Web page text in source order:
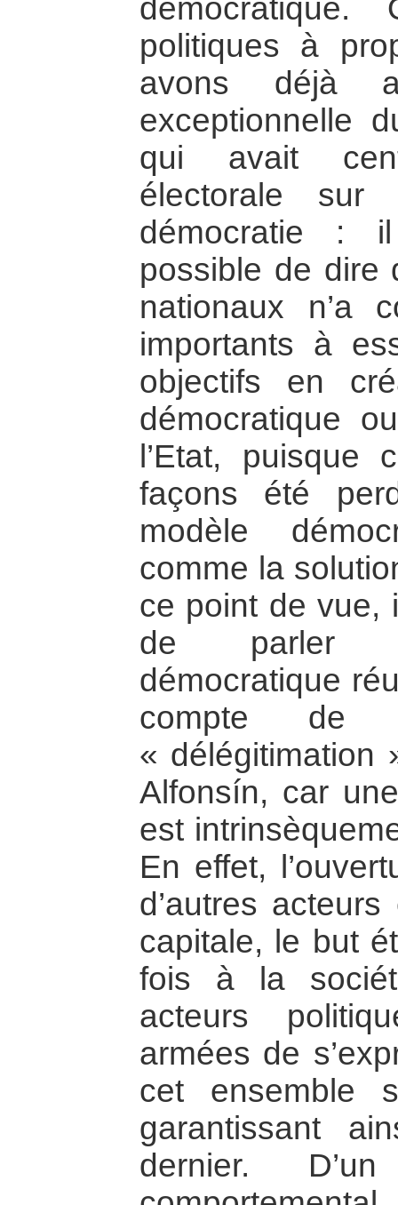
politiques à
avons déjà
exceptionnelle
qui avait
électorale
démocratie :
possible de dire
nationaux n’a
importants à
objectifs en
démocratique
l’Etat, puisque
façons été
modèle
comme la
ce point de vue,
de parler
démocratique
compte de
« délégitimation
Alfonsín, car
est
En effet,
d’autres
capitale, le but
fois à la
acteurs
armées de
cet ensemble
garantissant
dernier.